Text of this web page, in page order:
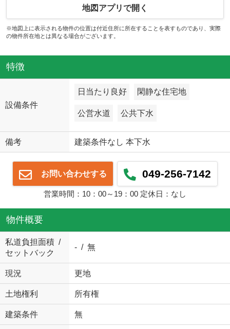
地図アプリで開く
※地図上に表示される物件の位置は付近住所に所在することを表すものであり、実際
の物件所在地とは異なる場合がございます。
特徴
設備条件
日当たり良好 閑静な住宅地
公営水道 公共下水
備考 建築条件なし 本下水
お問い合わせする 049-256-7142
営業時間：10：00～19：00 定休日：なし
物件概要
私道負担面積 /
セットバック
- / 無
現況 更地
土地権利 所有権
建築条件 無